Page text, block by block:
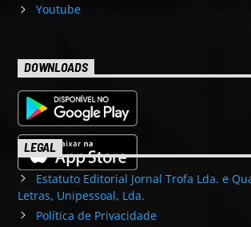
Youtube
DOWNLOADS
LEGAL
Estatuto Editorial Jornal Trofa Lda. e
Letras, Unipessoal, Lda.
Política de Privacidade